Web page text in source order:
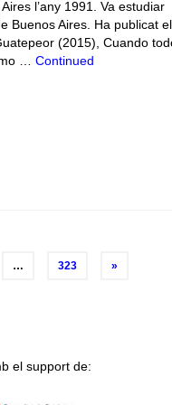
l’any 1991. Va estudiar
Buenos Aires. Ha publicat
(2015), Cuando
… Continued
… 323 »
el support de: